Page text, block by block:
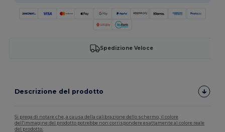
Spedizione Veloce
Descrizione del prodotto
Si prega di notare che, a causa della calibrazione dello schermo, il colore
dell'immagine del prodotto potrebbe non corrispondere esattamente al colore reale
del prodotto.